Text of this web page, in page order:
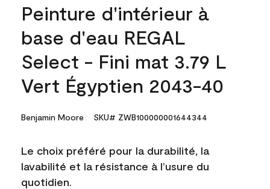
Peinture d'intérieur à
base d'eau REGAL
Select - Fini mat 3.79 L
Vert Égyptien 2043-40
Benjamin Moore SKU# ZWB100000001644344
Le choix préféré pour la durabilité, la
lavabilité et la résistance à l’usure du
quotidien.